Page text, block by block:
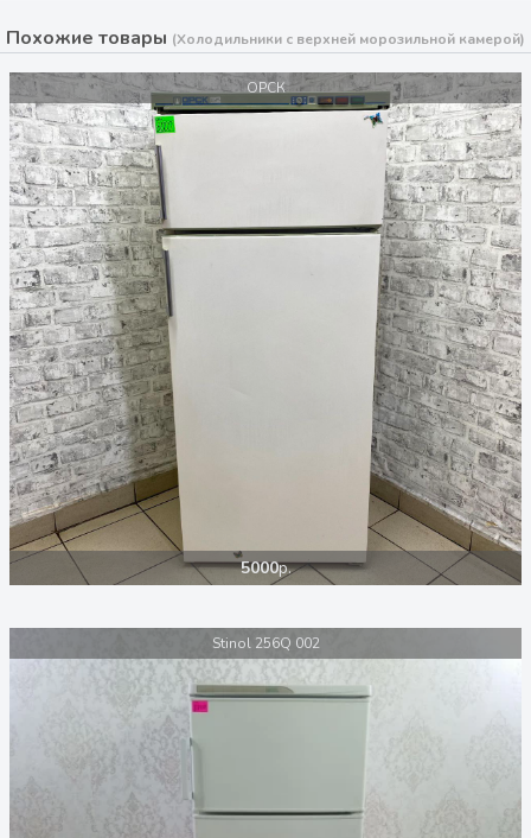
Похожие товары (Холодильники с верхней морозильной камерой)
ОРСК
5000р.
Stinol 256Q 002